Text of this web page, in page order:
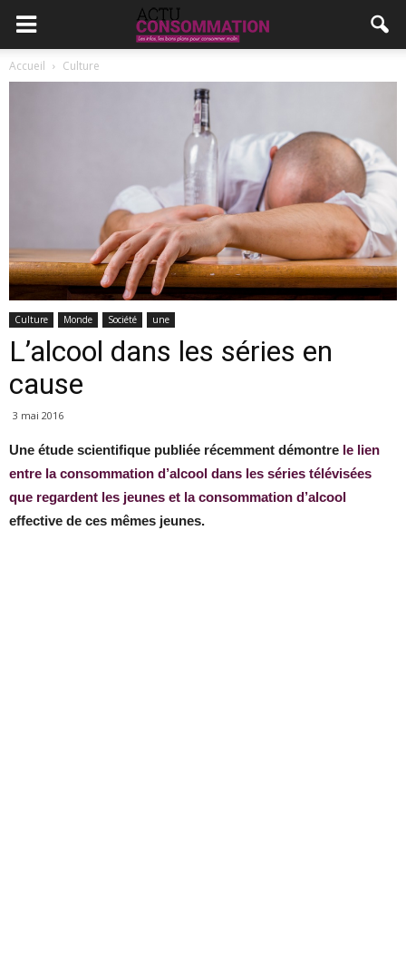
Accueil Culture
Culture Monde Société une
L’alcool dans les séries en
cause
3 mai 2016
Une étude scientifique publiée récemment démontre le lien
entre la consommation d’alcool dans les séries télévisées
que regardent les jeunes et la consommation d’alcool
effective de ces mêmes jeunes.